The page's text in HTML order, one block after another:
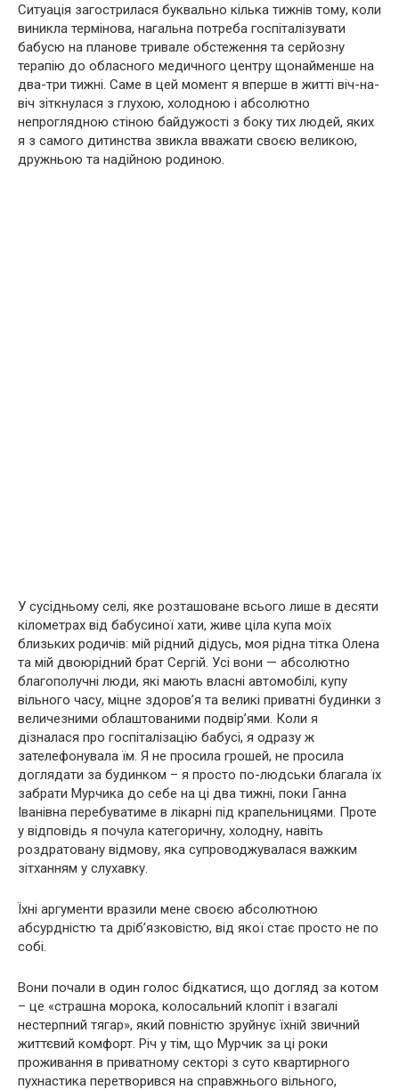
Ситуація загострилася буквально кілька тижнів тому, коли
виникла термінова, нагальна потреба госпіталізувати
бабусю на планове тривале обстеження та серйозну
терапію до обласного медичного центру щонайменше на
два-три тижні. Саме в цей момент я вперше в житті віч-на-
віч зіткнулася з глухою, холодною і абсолютно
непроглядною стіною байдужості з боку тих людей, яких
я з самого дитинства звикла вважати своєю великою,
дружньою та надійною родиною.
У сусідньому селі, яке розташоване всього лише в десяти
кілометрах від бабусиної хати, живе ціла купа моїх
близьких родичів: мій рідний дідусь, моя рідна тітка Олена
та мій двоюрідний брат Сергій. Усі вони — абсолютно
благополучні люди, які мають власні автомобілі, купу
вільного часу, міцне здоров’я та великі приватні будинки з
величезними облаштованими подвір’ями. Коли я
дізналася про госпіталізацію бабусі, я одразу ж
зателефонувала їм. Я не просила грошей, не просила
доглядати за будинком – я просто по-людськи благала їх
забрати Мурчика до себе на ці два тижні, поки Ганна
Іванівна перебуватиме в лікарні під крапельницями. Проте
у відповідь я почула категоричну, холодну, навіть
роздратовану відмову, яка супроводжувалася важким
зітханням у слухавку.
Їхні аргументи вразили мене своєю абсолютною
абсурдністю та дріб’язковістю, від якої стає просто не по
собі.
Вони почали в один голос бідкатися, що догляд за котом
– це «страшна морока, колосальний клопіт і взагалі
нестерпний тягар», який повністю зруйнує їхній звичний
життєвий комфорт. Річ у тім, що Мурчик за ці роки
проживання в приватному секторі з суто квартирного
пухнастика перетворився на справжнього вільного,